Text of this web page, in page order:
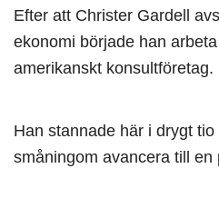
Efter att Christer Gardell
ekonomi började han
amerikanskt konsultföretag.
Han stannade här i drygt
småningom avancera till en